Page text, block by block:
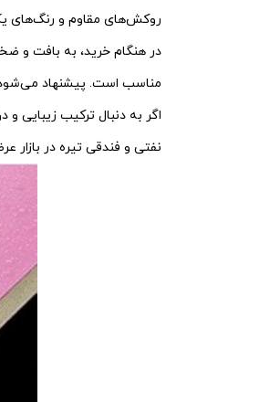
روکش‌های مقاوم و رنگ‌های
مناسب است. پیشنهاد می‌شود
نفتی و فندقی تیره در